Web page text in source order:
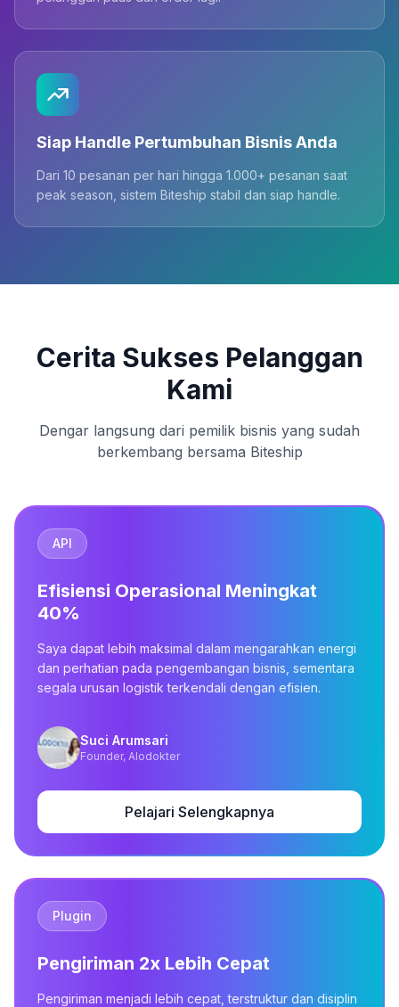
Siap Handle Pertumbuhan Bisnis Anda
Dari 10 pesanan per hari hingga 1.000+ pesanan saat
peak season, sistem Biteship stabil dan siap handle.
Cerita Sukses Pelanggan
Kami
Dengar langsung dari pemilik bisnis yang sudah
berkembang bersama Biteship
API
Efisiensi Operasional Meningkat
40%
Saya dapat lebih maksimal dalam mengarahkan energi
dan perhatian pada pengembangan bisnis, sementara
segala urusan logistik terkendali dengan efisien.
Suci Arumsari
Founder, Alodokter
Pelajari Selengkapnya
Plugin
Pengiriman 2x Lebih Cepat
Pengiriman menjadi lebih cepat, terstruktur dan disiplin